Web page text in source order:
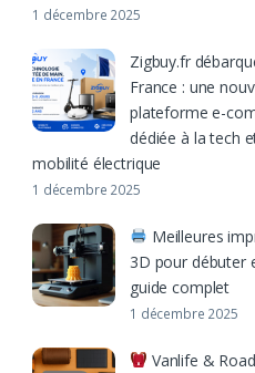
1 décembre 2025
Zigbuy.fr
France : une
plateforme e-
dédiée à la tech
mobilité électrique
1 décembre 2025
Meilleures
3D pour débuter
guide complet
1 décembre 2025
Vanlife &